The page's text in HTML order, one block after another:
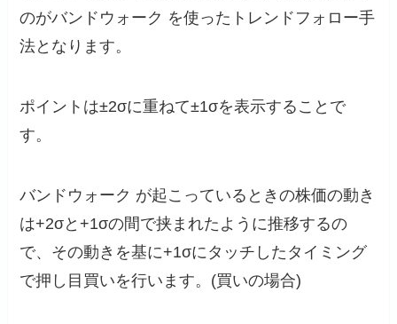
のがバンドウォーク を使ったトレンドフォロー手
法となります。
ポイントは±2σに重ねて±1σを表示することで
す。
バンドウォーク が起こっているときの株価の動き
は+2σと+1σの間で挟まれたように推移するの
で、その動きを基に+1σにタッチしたタイミング
で押し目買いを行います。(買いの場合)